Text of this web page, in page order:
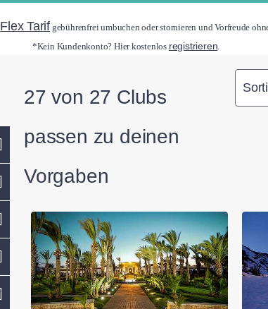
Flex Tarif gebührenfrei umbuchen oder stornieren und Vorfreude
*Kein Kundenkonto? Hier kostenlos registrieren.
27 von 27 Clubs
passen zu deinen
Vorgaben